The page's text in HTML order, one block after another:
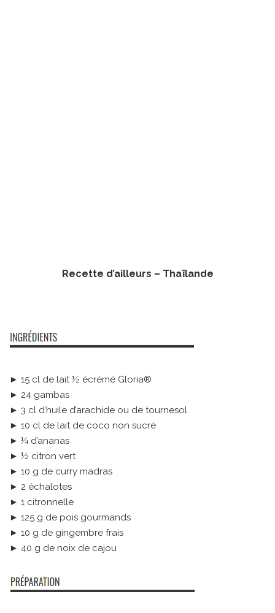
Recette d’ailleurs – Thaïlande
► 15 cl de lait ½ écrémé Gloria®
► 24 gambas
► 3 cl d’huile d’arachide ou de tournesol
► 10 cl de lait de coco non sucré
► ¼ d’ananas
► ½ citron vert
► 10 g de curry madras
► 2 échalotes
► 1 citronnelle
► 125 g de pois gourmands
► 10 g de gingembre frais
► 40 g de noix de cajou